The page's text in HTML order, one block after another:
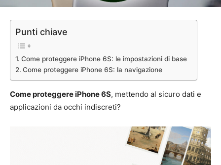
Punti chiave
Come proteggere iPhone 6S: le impostazioni di base
Come proteggere iPhone 6S: la navigazione
Come proteggere iPhone 6S, mettendo al sicuro dati e
applicazioni da occhi indiscreti?